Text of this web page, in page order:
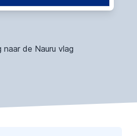
naar de Nauru vlag